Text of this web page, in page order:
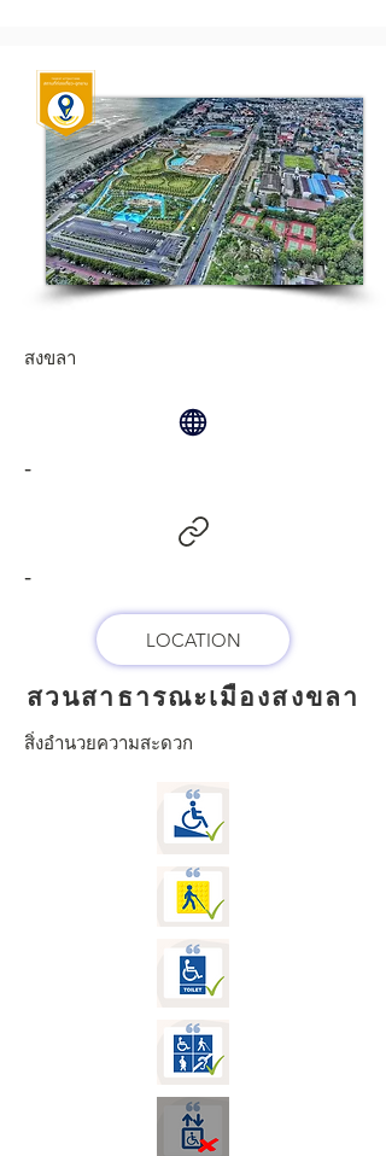
สงขลา
-
-
LOCATION
สวนสาธารณะเมืองสงขลา​
สิ่งอำนวยความสะดวก